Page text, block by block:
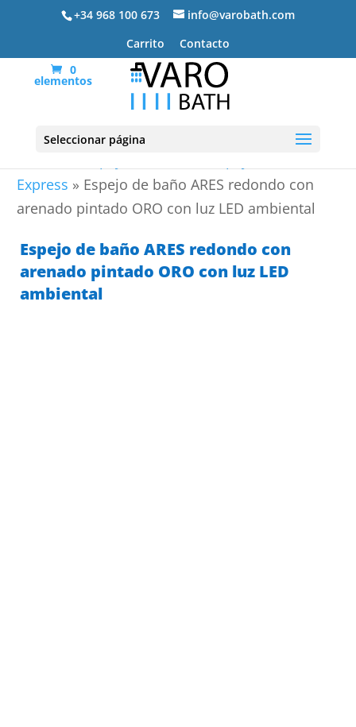
+34 968 100 673
info@varobath.com
Carrito
Contacto
0
elementos
Seleccionar página
Express » Espejo de baño ARES redondo con
arenado pintado ORO con luz LED ambiental
Espejo de baño ARES redondo con
arenado pintado ORO con luz LED
ambiental